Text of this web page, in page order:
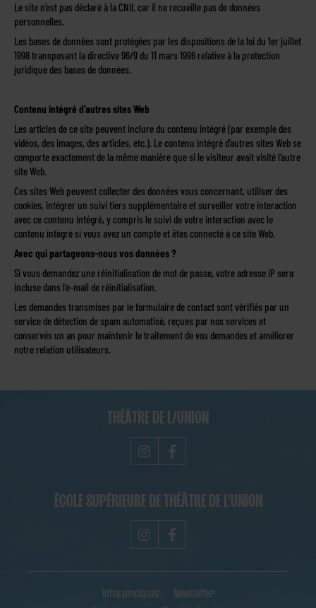
Le site n’est pas déclaré à la CNIL car il ne recueille pas de données
personnelles.
Les bases de données sont protégées par les dispositions de la loi du 1er juillet
1998 transposant la directive 96/9 du 11 mars 1996 relative à la protection
juridique des bases de données.
Contenu intégré d’autres sites Web
Les articles de ce site peuvent inclure du contenu intégré (par exemple des
vidéos, des images, des articles, etc.). Le contenu intégré d’autres sites Web se
comporte exactement de la même manière que si le visiteur avait visité l’autre
site Web.
Ces sites Web peuvent collecter des données vous concernant, utiliser des
cookies, intégrer un suivi tiers supplémentaire et surveiller votre interaction
avec ce contenu intégré, y compris le suivi de votre interaction avec le
contenu intégré si vous avez un compte et êtes connecté à ce site Web.
Avec qui partageons-nous vos données ?
Si vous demandez une réinitialisation de mot de passe, votre adresse IP sera
incluse dans l’e-mail de réinitialisation.
Les demandes transmises par le formulaire de contact sont vérifiés par un
service de détection de spam automatisé, reçues par nos services et
conservés un an pour maintenir le traitement de vos demandes et améliorer
notre relation utilisateurs.
THÉÂTRE DE L/UNION
ÉCOLE SUPÉRIEURE DE THÉÂTRE DE L'UNION
Infos pratiques
Newsletter